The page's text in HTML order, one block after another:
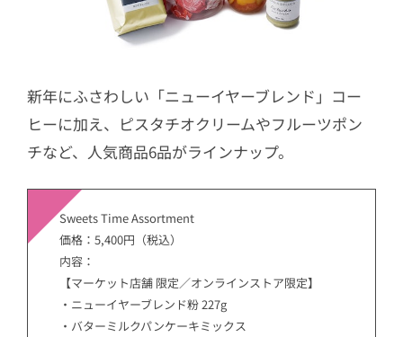
新年にふさわしい「ニューイヤーブレンド」コー
ヒーに加え、ピスタチオクリームやフルーツポン
チなど、人気商品6品がラインナップ。
Sweets Time Assortment
価格：5,400円（税込）
内容：
【マーケット店舗 限定／オンラインストア限定】
・ニューイヤーブレンド粉 227g
・バターミルクパンケーキミックス